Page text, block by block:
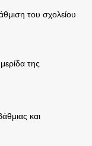
Ιδιωτικού
του σχολείου
της
και